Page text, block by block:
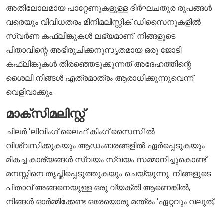
അതിലോലമായ പാറ്റേണുകളുള്ള ദീർഘചതുര രൂപങ്ങൾ
വരെയും വിവിധതരം മിനിമലിസ്റ്റിക് ഡിസൈനുകളിൽ
സ്വർണ കഫ്ലിങ്കുകൾ ലഭ്യമാണ്. നിങ്ങളുടെ
പിതാവിന്റെ അഭിരുചിക്കനുസൃതമായ ഒരു ജോടി
കഫ്ലിങ്കുകൾ തിരഞ്ഞെടുക്കുന്നത് അദേഹത്തിന്റെ
ശൈലി നിങ്ങൾ എത്രമാത്രം ആരാധിക്കുന്നുവെന്ന്
വെളിവാക്കും.
മാക്സിമലിസ്റ്റ്
ചിലർ ‘ലിവിംഗ് ലൈഫ് കിംഗ് സൈസി’ൽ
വിശ്വസിക്കുകയും ആഡംബരങ്ങളിൽ ഏർപ്പെടുകയും
മികച്ച കാര്യങ്ങൾ സ്വയം സ്വയം സമ്മാനിച്ചുകൊണ്ട്
മനസ്സിനെ തൃപ്തിപ്പെടുത്തുകയും ചെയ്യുന്നു. നിങ്ങളുടെ
പിതാവ് അങ്ങനെയുള്ള ഒരു വ്യക്തി ആണെങ്കിൽ,
നിങ്ങൾ ഓർമ്മിക്കേണ്ട ഒരേയൊരു മന്ത്രം ‘ഏറ്റവും വലുത്,